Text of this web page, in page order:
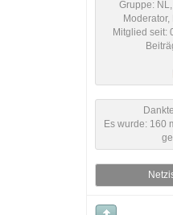
Gruppe:
Mitglied seit:
Es wurde: 160